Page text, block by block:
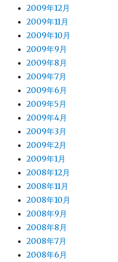
2009年12月
2009年11月
2009年10月
2009年9月
2009年8月
2009年7月
2009年6月
2009年5月
2009年4月
2009年3月
2009年2月
2009年1月
2008年12月
2008年11月
2008年10月
2008年9月
2008年8月
2008年7月
2008年6月